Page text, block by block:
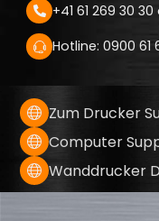
+41 61 269 30
Hotline: 0900 61
Zum Drucker
Computer
Wanddrucker